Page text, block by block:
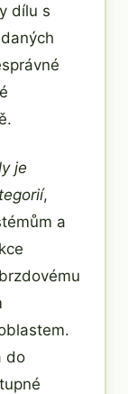
dílu s
je
,
a
do